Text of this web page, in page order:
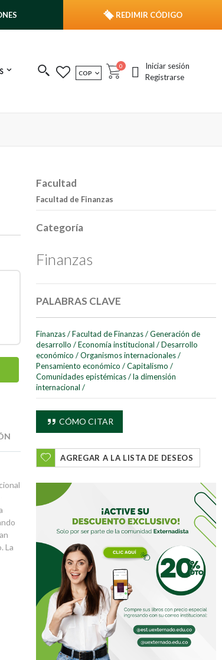
REDIMIR CÓDIGO
MONEDA
COP Cart
0 publicacionesIniciar sesión
Registrarse
La
Facultad
Facultad de Finanzas
Categoría
Finanzas
PALABRAS CLAVE
Finanzas / Facultad de Finanzas / Generación de
desarrollo / Economía institucional / Desarrollo
económico / Organismos internacionales /
Pensamiento económico / Capitalismo /
Comunidades epistémicas / la dimensión
internacional /
CÓMO CITAR
AGREGAR A LA LISTA DE DESEOS